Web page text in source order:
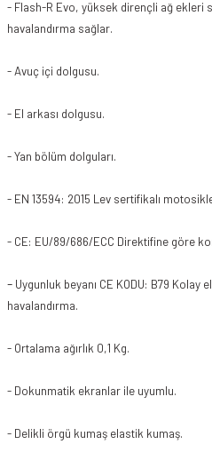
- Flash-R Evo, yüksek dirençli ağ ekleri
havalandırma sağlar.
- Avuç içi dolgusu.
- El arkası dolgusu.
- Yan bölüm dolguları.
- EN 13594: 2015 Lev sertifikalı
- CE: EU/89/686/ECC Direktifine göre
- Uygunluk beyanı CE KODU: B79 Kolay
havalandırma.
- Ortalama ağırlık 0,1 Kg.
- Dokunmatik ekranlar ile uyumlu.
- Delikli örgü kumaş elastik kumaş.